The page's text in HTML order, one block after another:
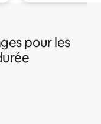
pour les